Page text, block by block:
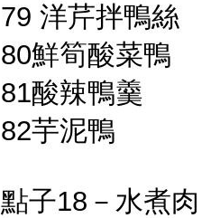
79 洋芹拌鴨絲
80鮮筍酸菜鴨
81酸辣鴨羹
82芋泥鴨
點子18－水煮肉